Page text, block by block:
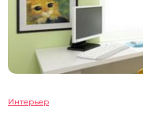
Интерьер